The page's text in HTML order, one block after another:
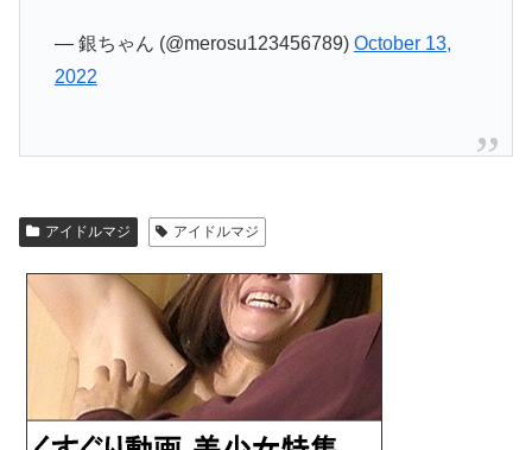
— 銀ちゃん (@merosu123456789) October 13,
2022
アイドルマジ アイドルマジ